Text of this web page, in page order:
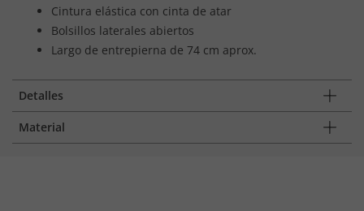
Cintura elástica con cinta de atar
Bolsillos laterales abiertos
Largo de entrepierna de 74 cm aprox.
Detalles
Material